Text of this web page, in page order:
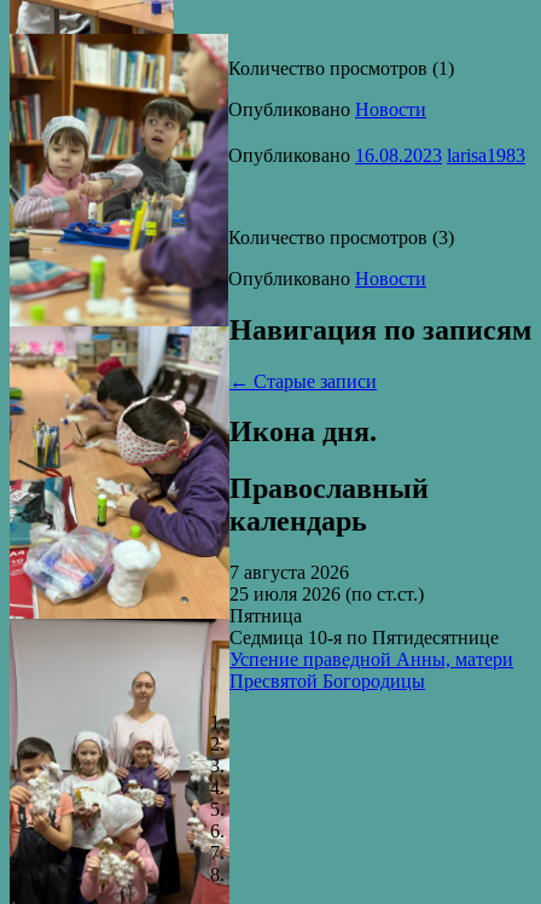
Количество просмотров (1)
Опубликовано Новости
Опубликовано 16.08.2023 larisa1983
Количество просмотров (3)
Опубликовано Новости
Навигация по записям
← Старые записи
Икона дня.
Православный
календарь
7 августа 2026
25 июля 2026 (по ст.ст.)
Пятница
Седмица 10-я по Пятидесятнице
Успение праведной Анны, матери
Пресвятой Богородицы